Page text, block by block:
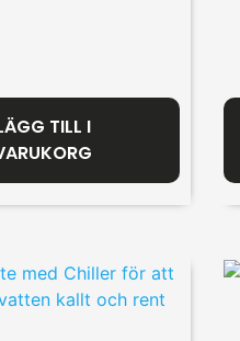
TILL I